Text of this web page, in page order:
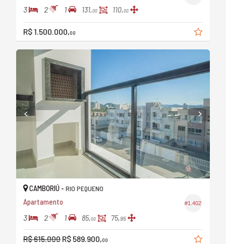
3 2 1 131,00 110,00
R$ 1.500.000,00
#1.402
CAMBORIÚ - RIO PEQUENO
Apartamento
3 2 1 85,00 75,95
R$ 615.000 R$ 589.900,00